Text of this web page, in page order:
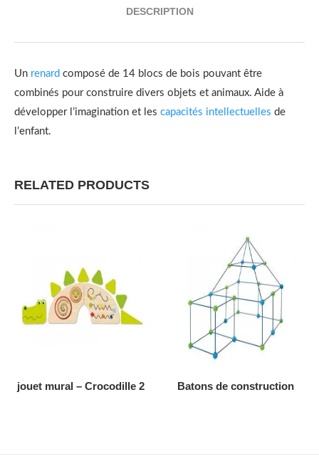
DESCRIPTION
Un renard composé de 14 blocs de bois pouvant être
combinés pour construire divers objets et animaux. Aide à
développer l’imagination et les capacités intellectuelles de
l’enfant.
RELATED PRODUCTS
AJOUTER AU DEVIS
jouet mural – Crocodille 2 AJOUTER AU DEVIS
Batons de construction